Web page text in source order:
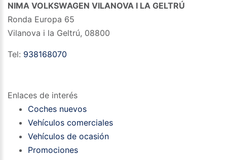
NIMA VOLKSWAGEN VILANOVA I LA GELTRÚ
Ronda Europa 65
Vilanova i la Geltrú, 08800
Tel: 938168070
Enlaces de interés
Coches nuevos
Vehículos comerciales
Vehículos de ocasión
Promociones